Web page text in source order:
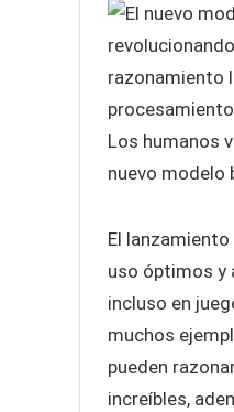
Los humanos
nuevo modelo
El lanzamiento
uso óptimos y
incluso en
muchos
pueden
increíbles,